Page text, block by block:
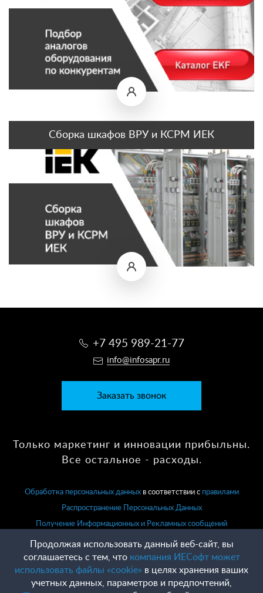
Сборка шкафов ВРУ и КСРМ ИЕК
+7 495 989-21-77
info@infosapr.ru
Заказать звонок
Только маркетинг и инновации прибыльны.
Все остальное - расходы.
Обработка персональных данныхв соответствии с правилами
Распространение Персональных Данных
Получение Информационных и Рекламных сообщений
Продолжая использовать данный веб-сайт, вы
соглашаетесь с тем, что компания ИЕСофт может
использовать файлы «cookie» в целях хранения ваших
учетных данных, параметров и предпочтений,